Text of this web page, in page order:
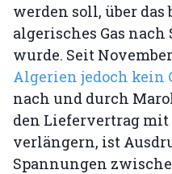
werden soll, über
algerisches Gas
wurde. Seit November
Algerien jedoch kein
nach und durch
den Liefervertrag
verlängern, ist
Spannungen